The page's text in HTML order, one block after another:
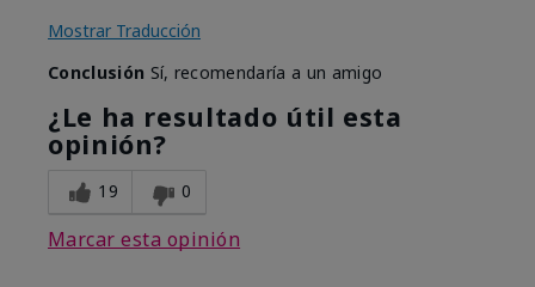
Mostrar Traducción
Conclusión Sí, recomendaría a un amigo
¿Le ha resultado útil esta
opinión?
19 0
Marcar esta opinión